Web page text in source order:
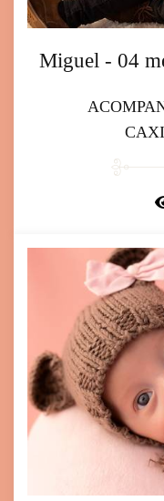
Miguel - 04